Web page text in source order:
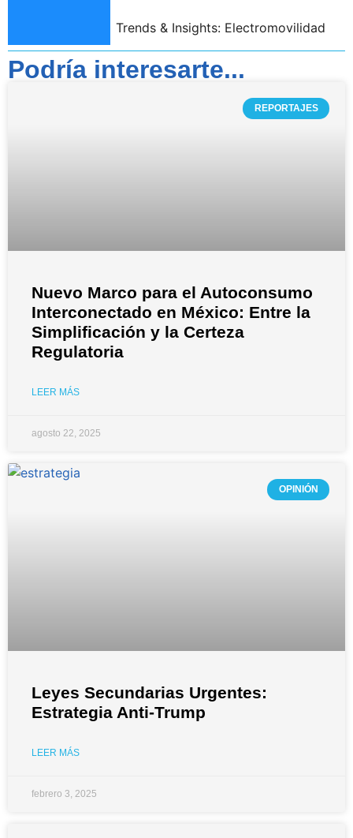
Trends & Insights: Electromovilidad
Podría interesarte...
REPORTAJES
Nuevo Marco para el Autoconsumo
Interconectado en México: Entre la
Simplificación y la Certeza
Regulatoria
LEER MÁS
agosto 22, 2025
OPINIÓN
Leyes Secundarias Urgentes:
Estrategia Anti-Trump
LEER MÁS
febrero 3, 2025